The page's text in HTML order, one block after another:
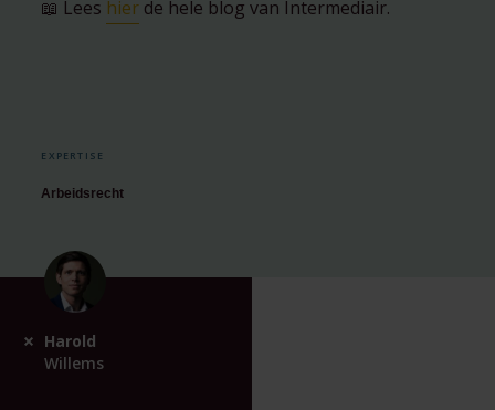
📖 Lees hier de hele blog van Intermediair.
EXPERTISE
Arbeidsrecht
Harold
Willems